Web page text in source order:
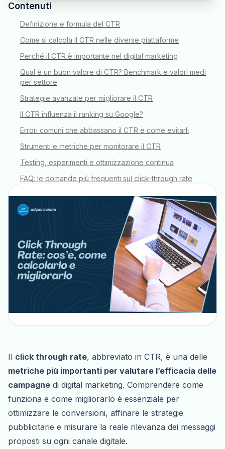
Contenuti
Definizione e formula del CTR
Come si calcola il CTR nelle diverse piattaforme
Perché il CTR è importante nel digital marketing
Qual è un buon valore di CTR? Benchmark e valori medi
per settore
Strategie avanzate per migliorare il CTR
Il CTR influenza il ranking su Google?
Errori comuni che abbassano il CTR e come evitarli
Strumenti e metriche per monitorare il CTR
Testing, esperimenti e ottimizzazione continua
FAQ: le domande più frequenti sul click-through rate
Il click through rate, abbreviato in CTR, è una delle
metriche più importanti per valutare l’efficacia delle
campagne di digital marketing. Comprendere come
funziona e come migliorarlo è essenziale per
ottimizzare le conversioni, affinare le strategie
pubblicitarie e misurare la reale rilevanza dei messaggi
proposti su ogni canale digitale.